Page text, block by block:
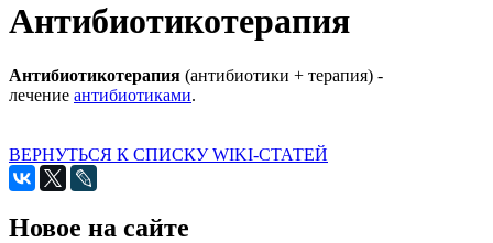
Антибиотикотерапия
Антибиотикотерапия (антибиотики + терапия) -
лечение антибиотиками.
ВЕРНУТЬСЯ К СПИСКУ WIKI-СТАТЕЙ
Новое на сайте